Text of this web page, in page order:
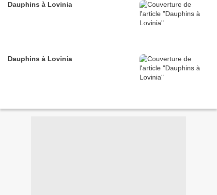
Dauphins à Lovinia
Dauphins à Lovinia